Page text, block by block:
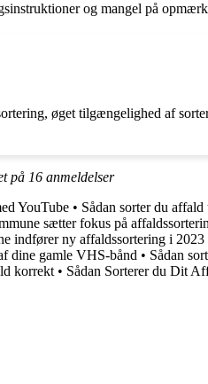
og mangel på
øget tilgængelighed af
på 16 anmeldelser
YouTube • Sådan sorter du
sætter fokus på
indfører ny affaldssortering i 2023
dine gamle VHS-bånd • Sådan
korrekt • Sådan Sorterer du Dit